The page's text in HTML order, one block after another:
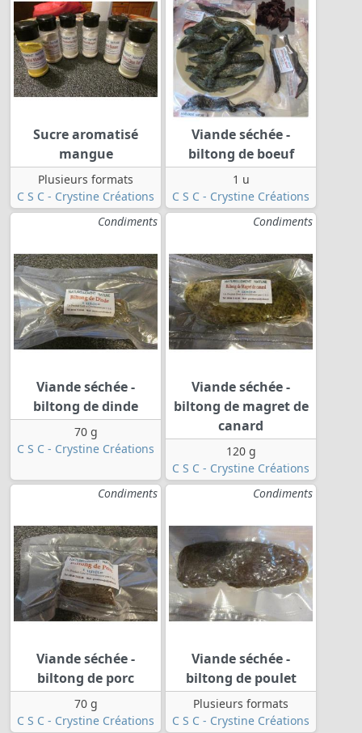
Sucre aromatisé
mangue
Plusieurs formats
C S C - Crystine Créations
Viande séchée -
biltong de boeuf
1 u
C S C - Crystine Créations
Condiments
Viande séchée -
biltong de dinde
70 g
C S C - Crystine Créations
Condiments
Viande séchée -
biltong de magret de
canard
120 g
C S C - Crystine Créations
Condiments
Viande séchée -
biltong de porc
70 g
C S C - Crystine Créations
Condiments
Viande séchée -
biltong de poulet
Plusieurs formats
C S C - Crystine Créations